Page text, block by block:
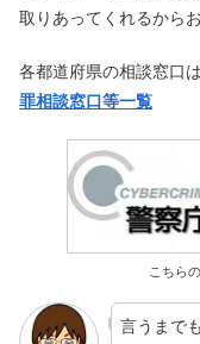
取りあってくれるから
各都道府県の相談窓口
罪相談窓口等一覧
こちら
言うまで